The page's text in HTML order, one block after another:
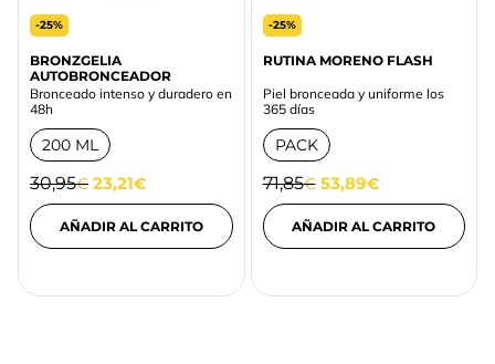
-25%
BRONZGELIA
AUTOBRONCEADOR
Bronceado intenso y duradero en
48h
200 ML
30,95€ 23,21€
AÑADIR AL CARRITO
-25%
RUTINA MORENO FLASH
Piel bronceada y uniforme los
365 días
PACK
71,85€ 53,89€
AÑADIR AL CARRITO